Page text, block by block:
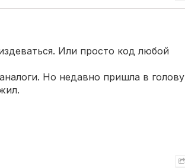
Или просто код любой
Но недавно пришла в голову